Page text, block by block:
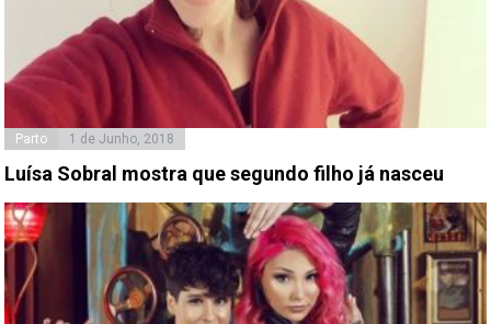
Parto 1 de Junho, 2018
Luísa Sobral mostra que segundo filho já nasceu